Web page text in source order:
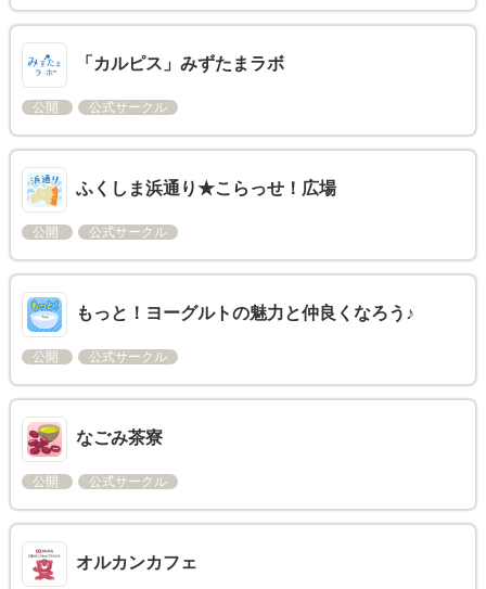
「カルピス」みずたまラボ
公開 公式サークル
ふくしま浜通り★こらっせ！広場
公開 公式サークル
もっと！ヨーグルトの魅力と仲良くなろう♪
公開 公式サークル
なごみ茶寮
公開 公式サークル
オルカンカフェ